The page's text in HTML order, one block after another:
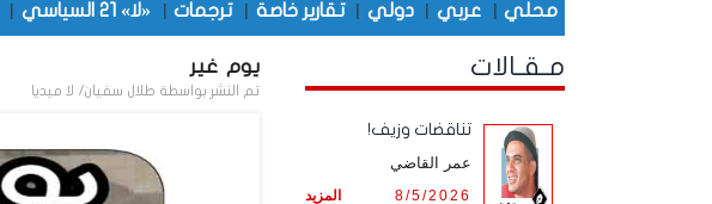
محلي | عربي | دولي | تقارير خاصة | ترجمات | «لا» 21 السياسي |
يوم غير
تم النشر بواسطة طلال سفيان/ لا ميديا
مـقـالات
تناقضات وزيف!
عمر القاضي
المزيد 8/5/2026